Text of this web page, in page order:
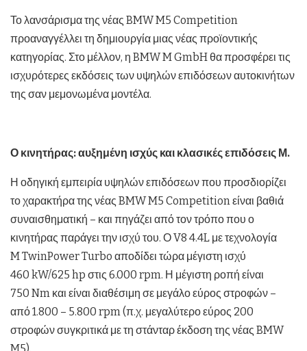
Το λανσάρισμα της νέας BMW M5 Competition
προαναγγέλλει τη δημιουργία μιας νέας προϊοντικής
κατηγορίας. Στο μέλλον, η BMW M GmbH θα προσφέρει τις
ισχυρότερες εκδόσεις των υψηλών επιδόσεων αυτοκινήτων
της σαν μεμονωμένα μοντέλα.
Ο κινητήρας: αυξημένη ισχύς και κλασικές επιδόσεις Μ.
Η οδηγική εμπειρία υψηλών επιδόσεων που προσδιορίζει
το χαρακτήρα της νέας BMW M5 Competition είναι βαθιά
συναισθηματική – και πηγάζει από τον τρόπο που ο
κινητήρας παράγει την ισχύ του. Ο V8 4.4L με τεχνολογία
M TwinPower Turbo αποδίδει τώρα μέγιστη ισχύ
460 kW/625 hp στις 6.000 rpm. Η μέγιστη ροπή είναι
750 Nm και είναι διαθέσιμη σε μεγάλο εύρος στροφών –
από 1.800 – 5.800 rpm (π.χ. μεγαλύτερο εύρος 200
στροφών συγκριτικά με τη στάνταρ έκδοση της νέας BMW